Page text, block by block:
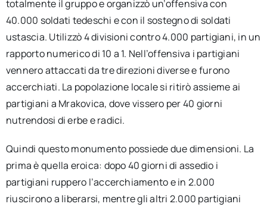
totalmente il gruppo e organizzò un’offensiva con
40.000 soldati tedeschi e con il sostegno di soldati
ustascia. Utilizzò 4 divisioni contro 4.000 partigiani, in un
rapporto numerico di 10 a 1. Nell’offensiva i partigiani
vennero attaccati da tre direzioni diverse e furono
accerchiati. La popolazione locale si ritirò assieme ai
partigiani a Mrakovica, dove vissero per 40 giorni
nutrendosi di erbe e radici.
Quindi questo monumento possiede due dimensioni. La
prima è quella eroica: dopo 40 giorni di assedio i
partigiani ruppero l’accerchiamento e in 2.000
riuscirono a liberarsi, mentre gli altri 2.000 partigiani